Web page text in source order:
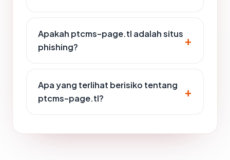
Apakah ptcms-page.tl adalah situs
phishing?
Apa yang terlihat berisiko tentang
ptcms-page.tl?